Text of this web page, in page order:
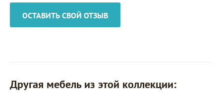
ОСТАВИТЬ СВОЙ ОТЗЫВ
Другая мебель из этой коллекции: